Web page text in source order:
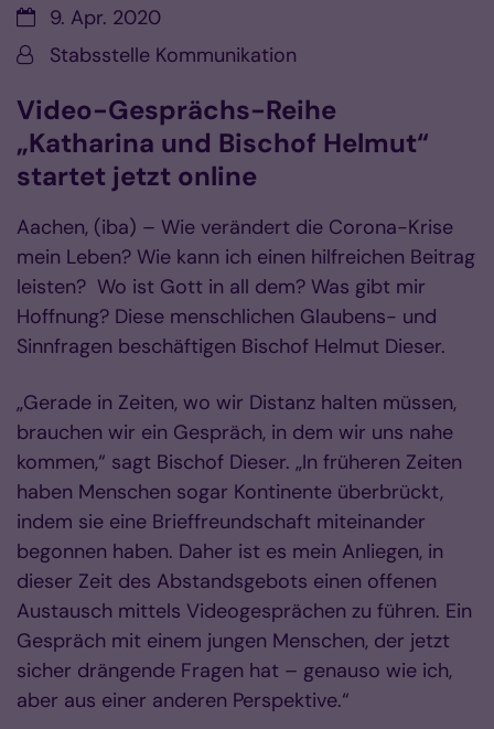
Datum:9. Apr. 2020
Von:Stabsstelle Kommunikation
Video-Gesprächs-Reihe
„Katharina und Bischof Helmut“
startet jetzt online
Aachen, (iba) – Wie verändert die Corona-Krise
mein Leben? Wie kann ich einen hilfreichen Beitrag
leisten? Wo ist Gott in all dem? Was gibt mir
Hoffnung? Diese menschlichen Glaubens- und
Sinnfragen beschäftigen Bischof Helmut Dieser.
„Gerade in Zeiten, wo wir Distanz halten müssen,
brauchen wir ein Gespräch, in dem wir uns nahe
kommen,“ sagt Bischof Dieser. „In früheren Zeiten
haben Menschen sogar Kontinente überbrückt,
indem sie eine Brieffreundschaft miteinander
begonnen haben. Daher ist es mein Anliegen, in
dieser Zeit des Abstandsgebots einen offenen
Austausch mittels Videogesprächen zu führen. Ein
Gespräch mit einem jungen Menschen, der jetzt
sicher drängende Fragen hat – genauso wie ich,
aber aus einer anderen Perspektive.“